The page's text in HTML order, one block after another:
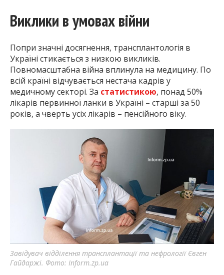
Виклики в умовах війни
Попри значні досягнення, трансплантологія в
Україні стикається з низкою викликів.
Повномасштабна війна вплинула на медицину. По
всій країні відчувається нестача кадрів у
медичному секторі. За статистикою, понад 50%
лікарів первинної ланки в Україні – старші за 50
років, а чверть усіх лікарів – пенсійного віку.
Завідувач відділення трансплантації та нефрології Євген
Гайдаржі. Фото: Inform.zp.ua